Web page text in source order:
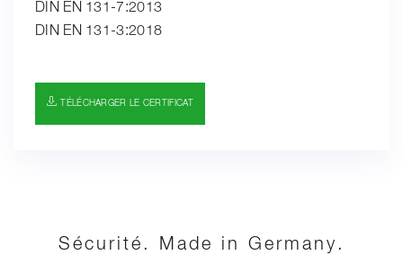
DIN EN 131-7:2013
DIN EN 131-3:2018
TÉLÉCHARGER LE CERTIFICAT
Sécurité. Made in Germany.